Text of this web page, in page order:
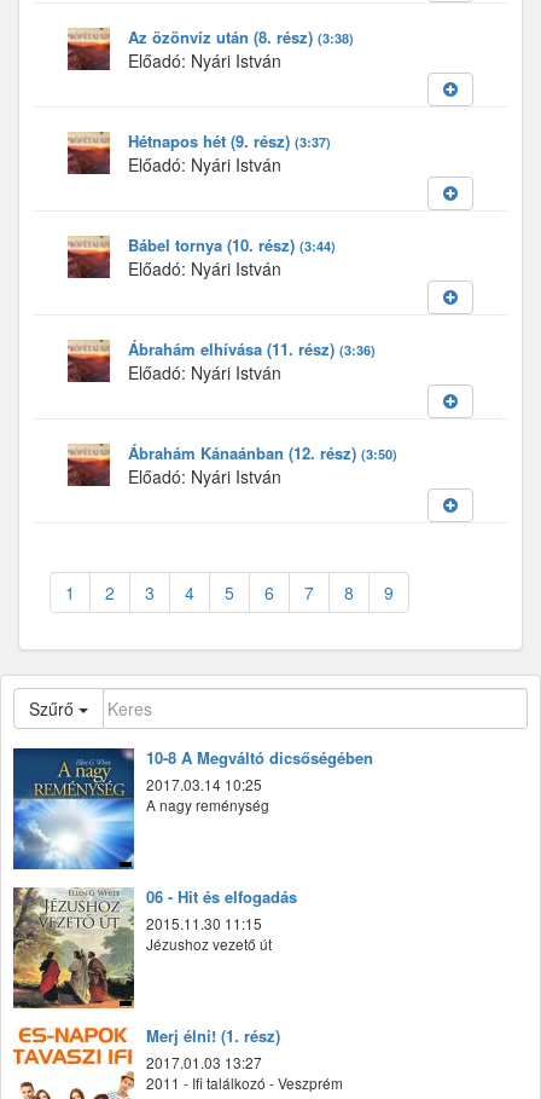
Az özönvíz után (8. rész) (3:38)
Előadó: Nyári István
Hétnapos hét (9. rész) (3:37)
Előadó: Nyári István
Bábel tornya (10. rész) (3:44)
Előadó: Nyári István
Ábrahám elhívása (11. rész) (3:36)
Előadó: Nyári István
Ábrahám Kánaánban (12. rész) (3:50)
Előadó: Nyári István
1 2 3 4 5 6 7 8 9
Szűrő
10-8 A Megváltó dicsőségében
2017.03.14 10:25
A nagy reménység
06 - Hit és elfogadás
2015.11.30 11:15
Jézushoz vezető út
Merj élni! (1. rész)
2017.01.03 13:27
2011 - Ifi találkozó - Veszprém